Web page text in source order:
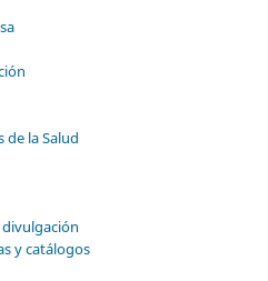
de la Salud
y catálogos